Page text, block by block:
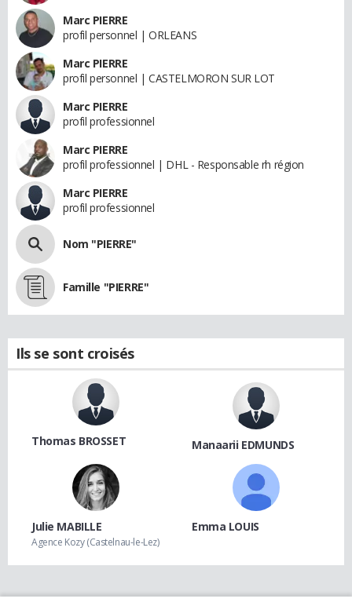
Marc PIERRE
profil personnel | ORLEANS
Marc PIERRE
profil personnel | CASTELMORON SUR LOT
Marc PIERRE
profil professionnel
Marc PIERRE
profil professionnel | DHL - Responsable rh région
Marc PIERRE
profil professionnel
Nom "PIERRE"
Famille "PIERRE"
Ils se sont croisés
Thomas BROSSET Manaarii EDMUNDS
Julie MABILLE
Agence Kozy (Castelnau-le-Lez)
Emma LOUIS